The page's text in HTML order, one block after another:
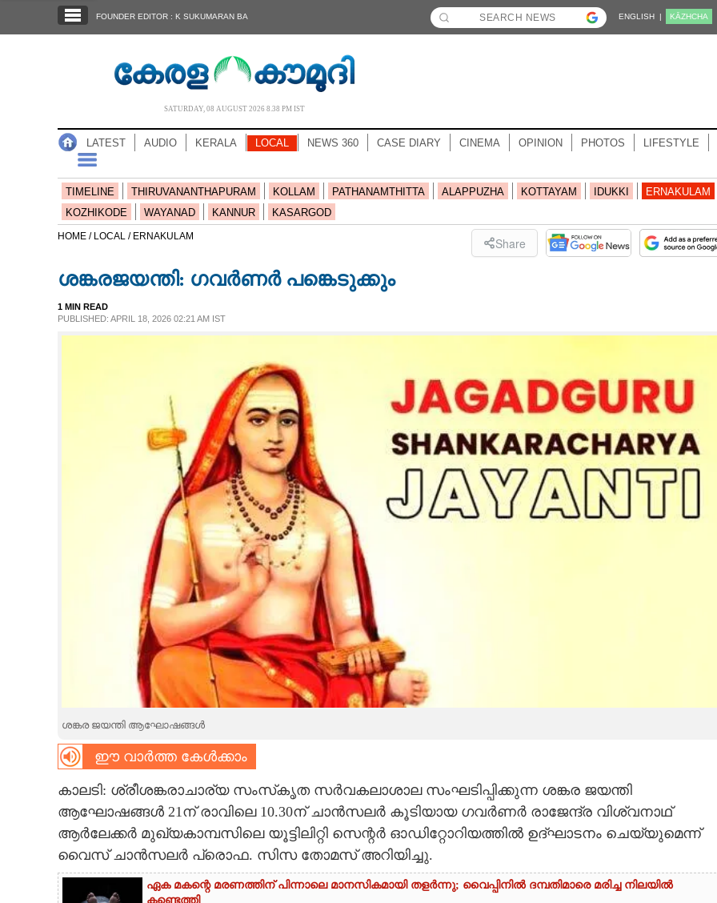
NOTIFIED NEWS
NEWS 360
CARTOONS
LITERATURE
CONTACT US
FOUNDER EDITOR : K SUKUMARAN BA ENGLISH | KĀZHCHA
SATURDAY, 08 AUGUST 2026 8.38 PM IST
LATEST AUDIO KERALA LOCAL NEWS 360 CASE DIARY CINEMA OPINION PHOTOS LIFESTYLE
TIMELINE THIRUVANANTHAPURAM KOLLAM PATHANAMTHITTA ALAPPUZHA KOTTAYAM IDUKKI
ERNAKULAM
KOZHIKODE
WAYANAD KANNUR KASARGOD
HOME / LOCAL / ERNAKULAM Share
ശങ്കരജയന്തി: ഗവർണർ പങ്കെടുക്കും
1 MIN READ
PUBLISHED: APRIL 18, 2026 02:21 AM IST
ശങ്കര ജയന്തി ആഘോഷങ്ങൾ
ഈ വാർത്ത കേൾക്കാം
കാലടി: ശ്രീശങ്കരാചാര്യ സംസ്‌കൃത സർവകലാശാല സംഘടിപ്പിക്കുന്ന ശങ്കര ജയന്തി
ആഘോഷങ്ങൾ 21ന് രാവിലെ 10.30ന് ചാൻസലർ കൂടിയായ ഗവർണർ രാജേന്ദ്ര വിശ്വനാഥ്
ആർലേക്കർ മുഖ്യകാമ്പസിലെ യൂട്ടിലിറ്റി സെന്റർ ഓഡിറ്റോറിയത്തിൽ ഉദ്ഘാടനം ചെയ്യുമെന്ന്
വൈസ് ചാൻസലർ പ്രൊഫ. സിസ തോമസ് അറിയിച്ചു.
ഏക മകന്റെ മരണത്തിന് പിന്നാലെ മാനസികമായി തളർന്നു; വൈപ്പിനിൽ ദമ്പതിമാരെ മരിച്ച നിലയിൽ
കണ്ടെത്തി